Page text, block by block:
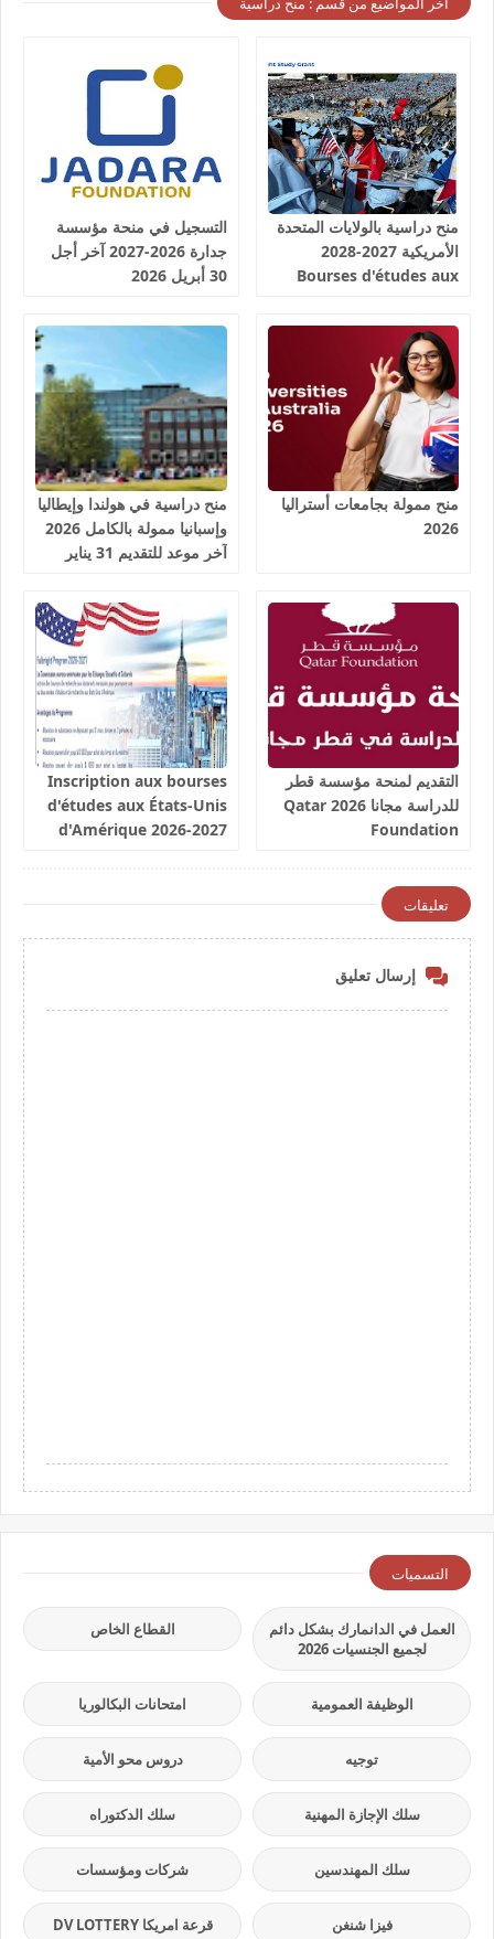
منح دراسية بالولايات المتحدة
الأمريكية 2027-2028
Bourses d'études aux
التسجيل في منحة مؤسسة
جدارة 2026-2027 آخر أجل
30 أبريل 2026
منح ممولة بجامعات أستراليا
2026
منح دراسية في هولندا وإيطاليا
وإسبانيا ممولة بالكامل 2026
آخر موعد للتقديم 31 يناير
التقديم لمنحة مؤسسة قطر
للدراسة مجانا 2026 Qatar
Foundation
Inscription aux bourses
d'études aux États-Unis
d'Amérique 2026-2027
تعليقات
إرسال تعليق
التسميات
العمل في الدانمارك بشكل دائم
لجميع الجنسيات 2026
القطاع الخاص
الوظيفة العمومية امتحانات البكالوريا
توجيه دروس محو الأمية
سلك الإجازة المهنية سلك الدكتوراه
سلك المهندسين شركات ومؤسسات
فيزا شنغن قرعة امريكا DV LOTTERY